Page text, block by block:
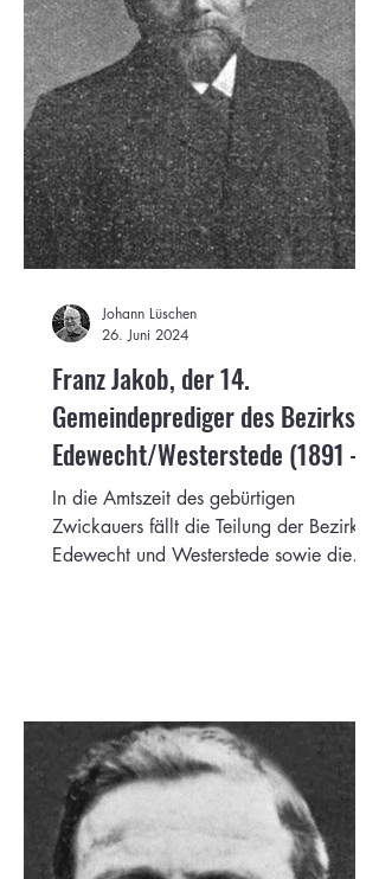
Franz Jakob, der 14.
Gemeindeprediger des Bezirks
Edewecht/Westerstede (1891 –
1895)
In die Amtszeit des gebürtigen
Zwickauers fällt die Teilung der Bezirke
Edewecht und Westerstede sowie die
Johann Lüschen
26. Juni 2024